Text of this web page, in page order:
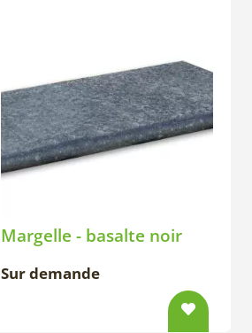
Margelle - basalte noir
Sur demande